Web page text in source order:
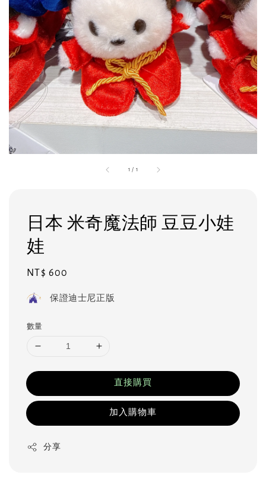
1 / 1
日本 米奇魔法師 豆豆小娃
娃
Regular
NT$ 600
保證迪士尼正版
數量
直接購買
加入購物車
分享